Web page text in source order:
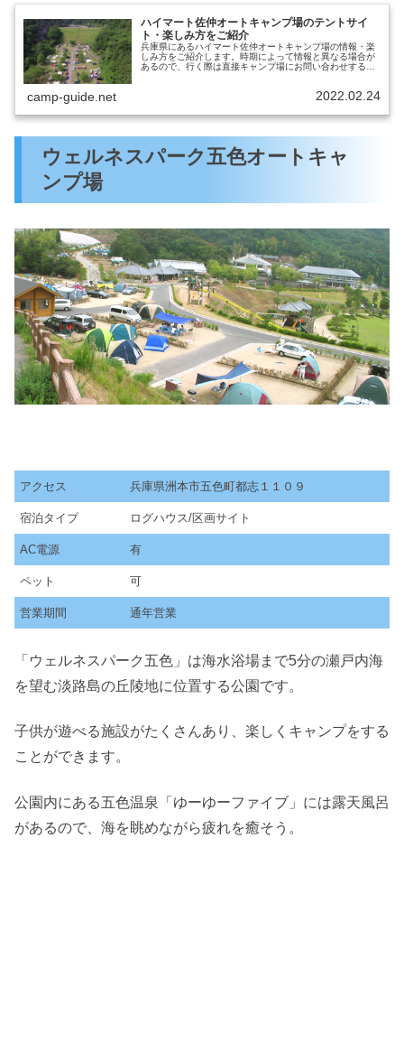
ハイマート佐仲オートキャンプ場のテントサイ
ト・楽しみ方をご紹介
兵庫県にあるハイマート佐仲オートキャンプ場の情報・楽
しみ方をご紹介します。時期によって情報と異なる場合が
あるので、行く際は直接キャンプ場にお問い合わせするこ
camp-guide.net 2022.02.24
ウェルネスパーク五色オートキャ
ンプ場
アクセス 兵庫県洲本市五色町都志１１０９
宿泊タイプ ログハウス/区画サイト
AC電源 有
ペット 可
営業期間 通年営業
「ウェルネスパーク五色」は海水浴場まで5分の瀬戸内海
を望む淡路島の丘陵地に位置する公園です。
子供が遊べる施設がたくさんあり、楽しくキャンプをする
ことができます。
公園内にある五色温泉「ゆーゆーファイブ」には露天風呂
があるので、海を眺めながら疲れを癒そう。